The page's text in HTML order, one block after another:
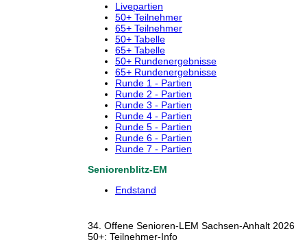
Livepartien
50+ Teilnehmer
65+ Teilnehmer
50+ Tabelle
65+ Tabelle
50+ Rundenergebnisse
65+ Rundenergebnisse
Runde 1 - Partien
Runde 2 - Partien
Runde 3 - Partien
Runde 4 - Partien
Runde 5 - Partien
Runde 6 - Partien
Runde 7 - Partien
Seniorenblitz-EM
Endstand
34. Offene Senioren-LEM Sachsen-Anhalt 2026
50+: Teilnehmer-Info